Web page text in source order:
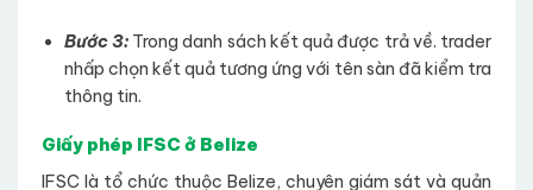
Bước 3: Trong danh sách kết quả được trả về. trader
nhấp chọn kết quả tương ứng với tên sàn đã kiểm tra
thông tin.
Giấy phép IFSC ở Belize
IFSC là tổ chức thuộc Belize, chuyên giám sát và quản